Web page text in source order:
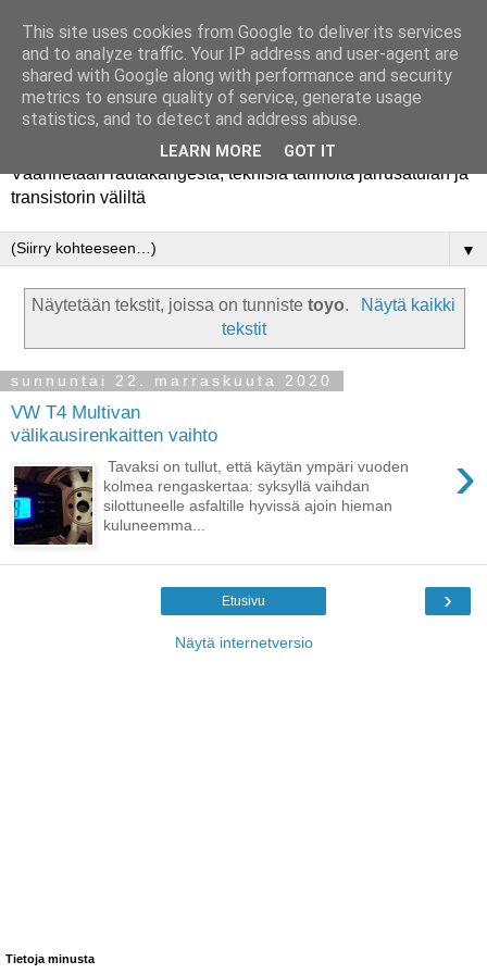
Rautakanki
Väännetään rautakangesta, teknisiä tarinoita jarrusatulan ja
transistorin väliltä
▼
Näytetään tekstit, joissa on tunnistetoyo.
Näytä kaikki
tekstit
sunnuntai 22. marraskuuta 2020
VW T4 Multivan
välikausirenkaitten vaihto
›
Tavaksi on tullut, että käytän ympäri vuoden
kolmea rengaskertaa: syksyllä vaihdan
silottuneelle asfaltille hyvissä ajoin hieman
kuluneemma...
›
Etusivu
Näytä internetversio
Tietoja minusta
This site uses cookies from Google to deliver its services
and to analyze traffic. Your IP address and user-agent are
shared with Google along with performance and security
metrics to ensure quality of service, generate usage
statistics, and to detect and address abuse.
LEARN MORE GOT IT